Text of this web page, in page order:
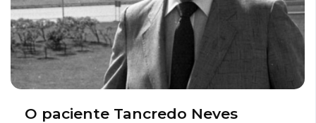
O paciente Tancredo Neves